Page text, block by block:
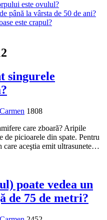
este ovulul?
până la vârsta de 50 de ani?
este crapul?
singurele
Carmen 1808
care zboară? Aripile
de picioarele din spate. Pentru
care aceştia emit ultrasunete…
poate vedea un
de 75 de metri?